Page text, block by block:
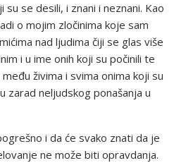
se desili, i znani i neznani. Kao
o mojim zločinima koje sam
nad ljudima čiji se glas više
i u ime onih koji su počinili te
živima i svima onima koji su
zarad neljudskog ponašanja u
i da će svako znati da je
ne može biti opravdanja.